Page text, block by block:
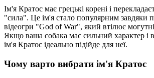
Ім'я Кратос має грецькі корені і
"сила". Це ім'я стало популярним завдяки
відеогри "God of War", який втілює
Якщо ваша собака має сильний характер і
ім'я Кратос ідеально підійде для неї.
Чому варто вибрати ім'я Кратос